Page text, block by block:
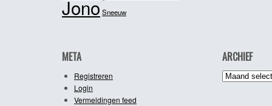
JonoSneeuw
META
Registreren
Login
Vermeldingen feed
ARCHIEF
Archief